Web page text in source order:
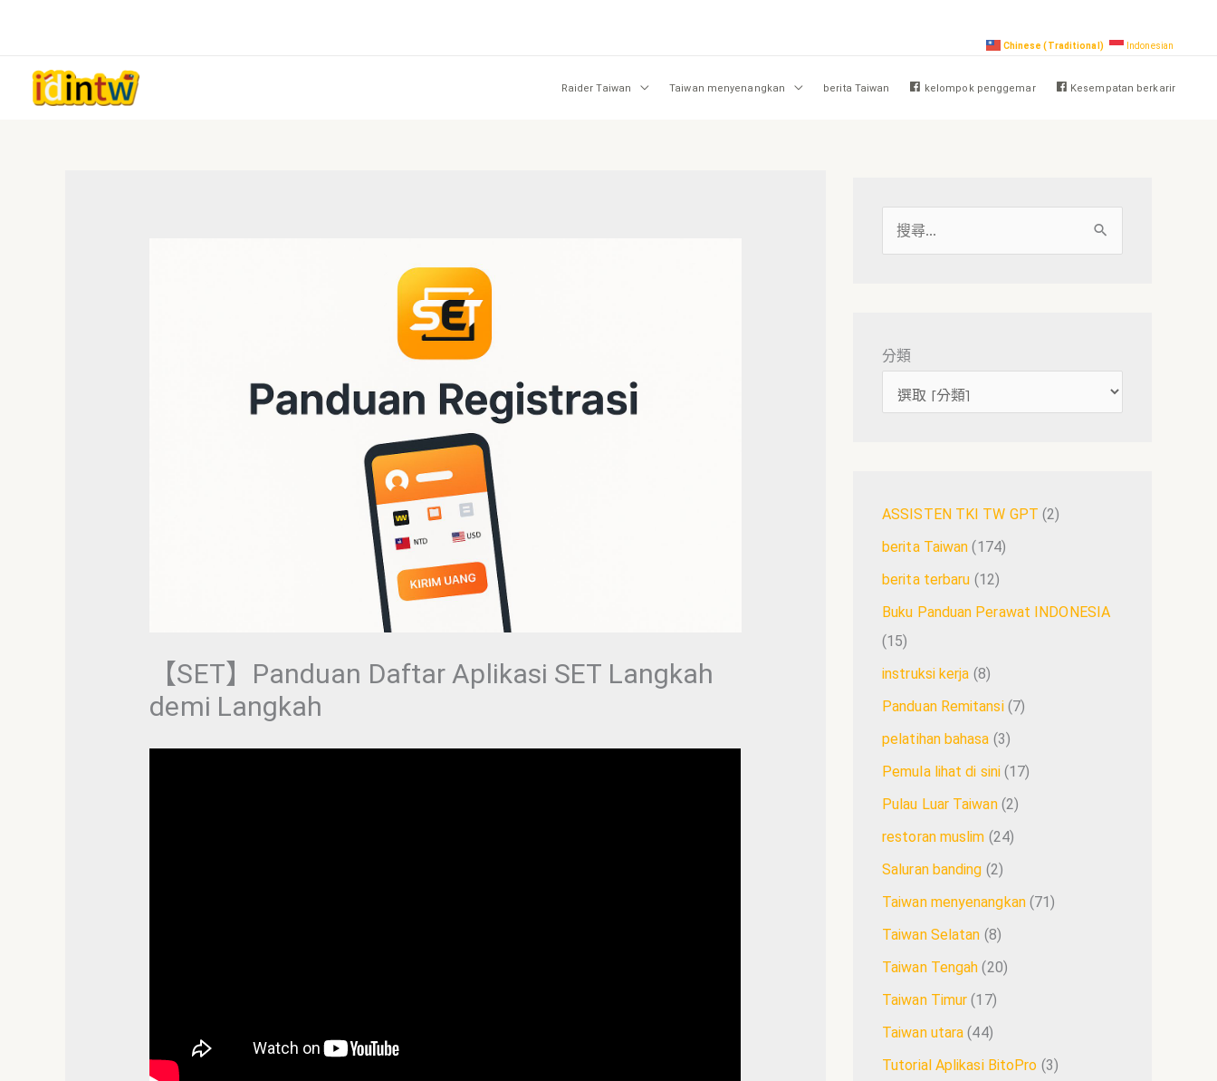
Chinese (Traditional) Indonesian
Raider Taiwan Taiwan menyenangkan berita Taiwan kelompok penggemar Kesempatan berkarir
【SET】Panduan Daftar Aplikasi SET Langkah
demi Langkah
字
分類
ASSISTEN TKI TW GPT (2)
berita Taiwan (174)
berita terbaru (12)
Buku Panduan Perawat INDONESIA
(15)
instruksi kerja (8)
Panduan Remitansi(7)
pelatihan bahasa (3)
Pemula lihat di sini (17)
Pulau Luar Taiwan(2)
restoran muslim (24)
Saluran banding (2)
Taiwan menyenangkan(71)
Taiwan Selatan (8)
Taiwan Tengah (20)
Taiwan Timur (17)
Taiwan utara (44)
Tutorial Aplikasi BitoPro (3)